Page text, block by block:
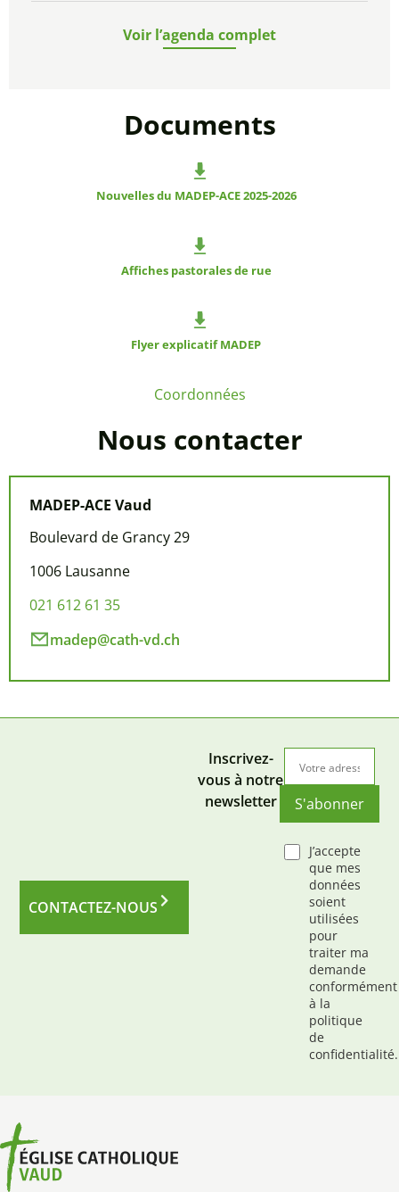
Voir l’agenda complet
Documents
Nouvelles du MADEP-ACE 2025-2026
Affiches pastorales de rue
Flyer explicatif MADEP
Coordonnées
Nous contacter
MADEP-ACE Vaud
Boulevard de Grancy 29
1006 Lausanne
021 612 61 35
madep@cath-vd.ch
CONTACTEZ-NOUS
Inscrivez-
vous à notre
newsletter
S'abonner
J’accepte
que mes
données
soient
utilisées
pour
traiter ma
demande
conformément
à la
politique
de
confidentialité.